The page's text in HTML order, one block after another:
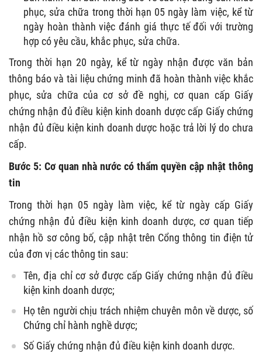
phục, sửa chữa trong thời hạn 05 ngày làm việc, kể từ
ngày hoàn thành việc đánh giá thực tế đối với trường
hợp có yêu cầu, khắc phục, sửa chữa.
Trong thời hạn 20 ngày, kể từ ngày nhận được văn bản
thông báo và tài liệu chứng minh đã hoàn thành việc khắc
phục, sửa chữa của cơ sở đề nghị, cơ quan cấp Giấy
chứng nhận đủ điều kiện kinh doanh dược cấp Giấy chứng
nhận đủ điều kiện kinh doanh dược hoặc trả lời lý do chưa
cấp.
Bước 5: Cơ quan nhà nước có thẩm quyền cập nhật thông
tin
Trong thời hạn 05 ngày làm việc, kể từ ngày cấp Giấy
chứng nhận đủ điều kiện kinh doanh dược, cơ quan tiếp
nhận hồ sơ công bố, cập nhật trên Cổng thông tin điện tử
của đơn vị các thông tin sau:
Tên, địa chỉ cơ sở được cấp Giấy chứng nhận đủ điều
kiện kinh doanh dược;
Họ tên người chịu trách nhiệm chuyên môn về dược, số
Chứng chỉ hành nghề dược;
Số Giấy chứng nhận đủ điều kiện kinh doanh dược.